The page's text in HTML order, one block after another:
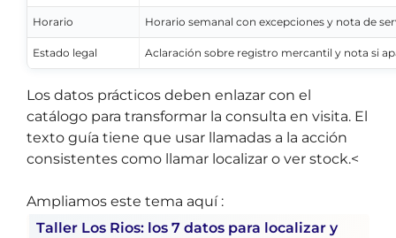
Horario Horario semanal con excepciones y nota de
Estado legal Aclaración sobre registro mercantil y nota si
Los datos prácticos deben enlazar con el
catálogo para transformar la consulta en visita. El
texto guía tiene que usar llamadas a la acción
consistentes como llamar localizar o ver stock.<
Ampliamos este tema aquí :
Taller Los Rios: los 7 datos para localizar y